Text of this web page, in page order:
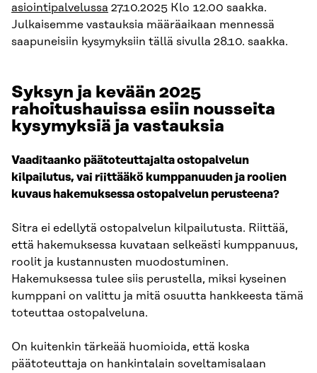
asiointipalvelussa 27.10.2025 Klo 12.00 saakka.
Julkaisemme vastauksia määräaikaan mennessä
saapuneisiin kysymyksiin tällä sivulla 28.10. saakka.
Syksyn ja kevään 2025
rahoitushauissa esiin nousseita
kysymyksiä ja vastauksia
Vaaditaanko päätoteuttajalta ostopalvelun
kilpailutus, vai riittääkö kumppanuuden ja roolien
kuvaus hakemuksessa ostopalvelun perusteena?
Sitra ei edellytä ostopalvelun kilpailutusta. Riittää,
että hakemuksessa kuvataan selkeästi kumppanuus,
roolit ja kustannusten muodostuminen.
Hakemuksessa tulee siis perustella, miksi kyseinen
kumppani on valittu ja mitä osuutta hankkeesta tämä
toteuttaa ostopalveluna.
On kuitenkin tärkeää huomioida, että koska
päätoteuttaja on hankintalain soveltamisalaan